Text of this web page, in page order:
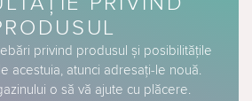
privind produsul și posibilitățile
acestuia, atunci adresați-le nouă.
o să vă ajute cu plăcere.